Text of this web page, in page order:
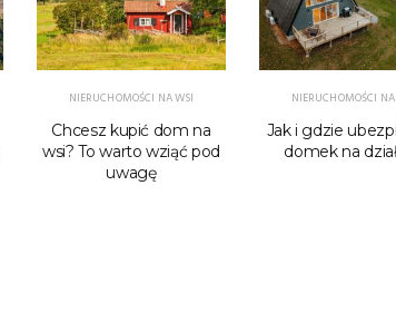
NIERUCHOMOŚCI NA WSI
Chcesz kupić dom na
wsi? To warto wziąć pod
uwagę
NIERUCHOMOŚCI
Jak i gdzie
domek na